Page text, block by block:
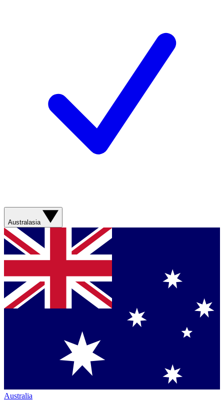
Australasia
Australia